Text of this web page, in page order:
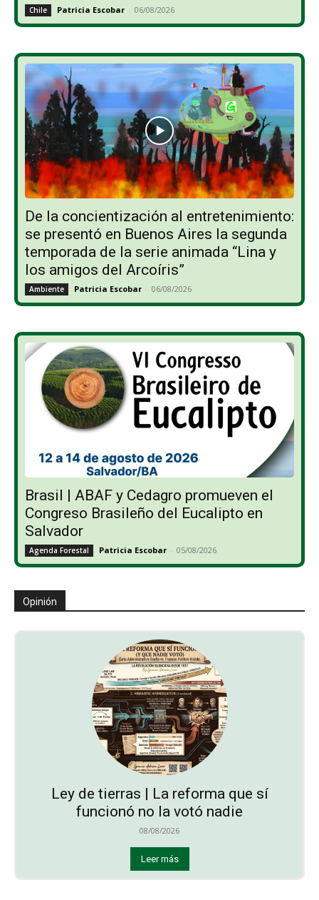
Chile Patricia Escobar - 06/08/2026
De la concientización al entretenimiento:
se presentó en Buenos Aires la segunda
temporada de la serie animada “Lina y
los amigos del Arcoíris”
Ambiente Patricia Escobar - 06/08/2026
Brasil | ABAF y Cedagro promueven el
Congreso Brasileño del Eucalipto en
Salvador
Agenda Forestal Patricia Escobar - 05/08/2026
Opinión
Ley de tierras | La reforma que sí
funcionó no la votó nadie
08/08/2026
Leer más